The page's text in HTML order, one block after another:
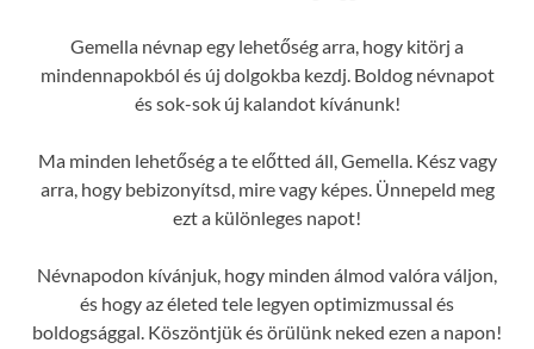
Gemella névnap egy lehetőség arra, hogy kitörj a
mindennapokból és új dolgokba kezdj. Boldog névnapot
és sok-sok új kalandot kívánunk!
Ma minden lehetőség a te előtted áll, Gemella. Kész vagy
arra, hogy bebizonyítsd, mire vagy képes. Ünnepeld meg
ezt a különleges napot!
Névnapodon kívánjuk, hogy minden álmod valóra váljon,
és hogy az életed tele legyen optimizmussal és
boldogsággal. Köszöntjük és örülünk neked ezen a napon!